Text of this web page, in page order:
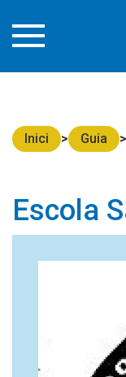
Inici Guia
Escola